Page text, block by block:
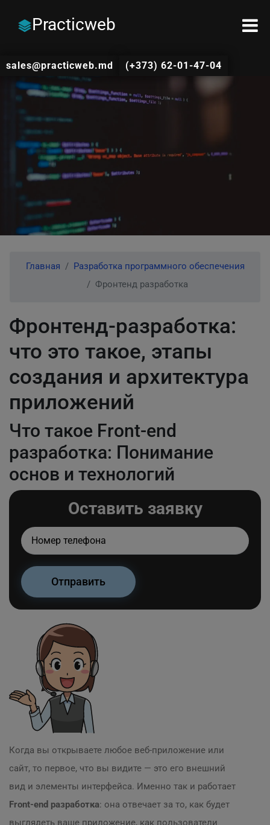
Practicweb
sales@practicweb.md (+373) 62-01-47-04
Главная
Разработка программного обеспечения
Фронтенд разработка
Фронтенд-разработка:
что это такое, этапы
создания и архитектура
приложений
Что такое Front-end
разработка: Понимание
основ и технологий
Оставить заявку
Когда вы открываете любое веб-приложение или
сайт, то первое, что вы видите — это его внешний
вид и элементы интерфейса. Именно так и работает
Front-end разработка: она отвечает за то, как будет
выглядеть ваше приложение, как пользователи